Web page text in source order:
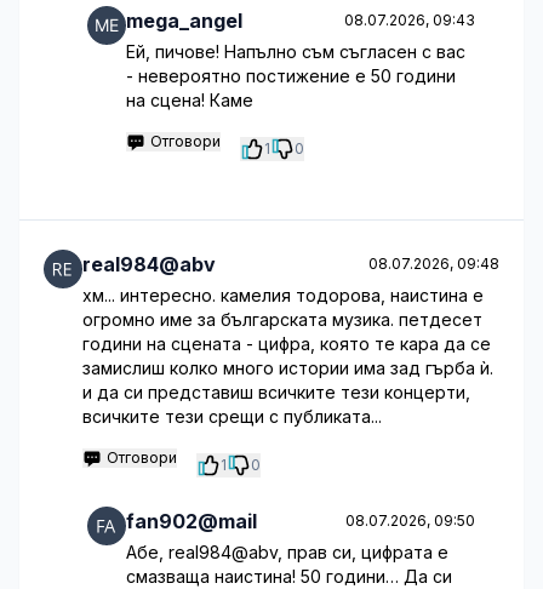
mega_angel 08.07.2026, 09:43
Ей, пичове! Напълно съм съгласен с вас
- невероятно постижение е 50 години
на сцена! Каме
Отговори 1 0
real984@abv 08.07.2026, 09:48
хм... интересно. камелия тодорова, наистина е
огромно име за българската музика. петдесет
години на сцената - цифра, която те кара да се
замислиш колко много истории има зад гърба ѝ.
и да си представиш всичките тези концерти,
всичките тези срещи с публиката...
Отговори 1 0
fan902@mail 08.07.2026, 09:50
Абе, real984@abv, прав си, цифрата е
смазваща наистина! 50 години… Да си